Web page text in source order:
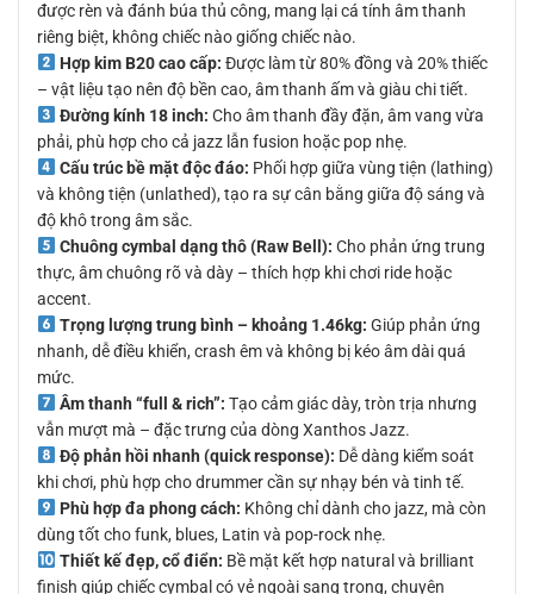
được rèn và đánh búa thủ công, mang lại cá tính âm thanh
riêng biệt, không chiếc nào giống chiếc nào.
Hợp kim B20 cao cấp: Được làm từ 80% đồng và 20% thiếc
– vật liệu tạo nên độ bền cao, âm thanh ấm và giàu chi tiết.
Đường kính 18 inch: Cho âm thanh đầy đặn, âm vang vừa
phải, phù hợp cho cả jazz lẫn fusion hoặc pop nhẹ.
Cấu trúc bề mặt độc đáo: Phối hợp giữa vùng tiện (lathing)
và không tiện (unlathed), tạo ra sự cân bằng giữa độ sáng và
độ khô trong âm sắc.
Chuông cymbal dạng thô (Raw Bell): Cho phản ứng trung
thực, âm chuông rõ và dày – thích hợp khi chơi ride hoặc
accent.
Trọng lượng trung bình – khoảng 1.46kg: Giúp phản ứng
nhanh, dễ điều khiển, crash êm và không bị kéo âm dài quá
mức.
Âm thanh “full & rich”: Tạo cảm giác dày, tròn trịa nhưng
vẫn mượt mà – đặc trưng của dòng Xanthos Jazz.
Độ phản hồi nhanh (quick response): Dễ dàng kiểm soát
khi chơi, phù hợp cho drummer cần sự nhạy bén và tinh tế.
Phù hợp đa phong cách: Không chỉ dành cho jazz, mà còn
dùng tốt cho funk, blues, Latin và pop-rock nhẹ.
Thiết kế đẹp, cổ điển: Bề mặt kết hợp natural và brilliant
finish giúp chiếc cymbal có vẻ ngoài sang trọng, chuyên